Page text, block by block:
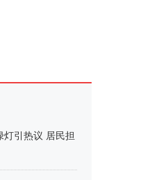
引热议 居民担